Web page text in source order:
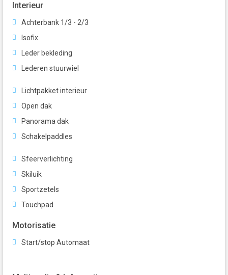
Interieur
Achterbank 1/3 - 2/3
Isofix
Leder bekleding
Lederen stuurwiel
Lichtpakket interieur
Open dak
Panorama dak
Schakelpaddles
Sfeerverlichting
Skiluik
Sportzetels
Touchpad
Motorisatie
Start/stop Automaat